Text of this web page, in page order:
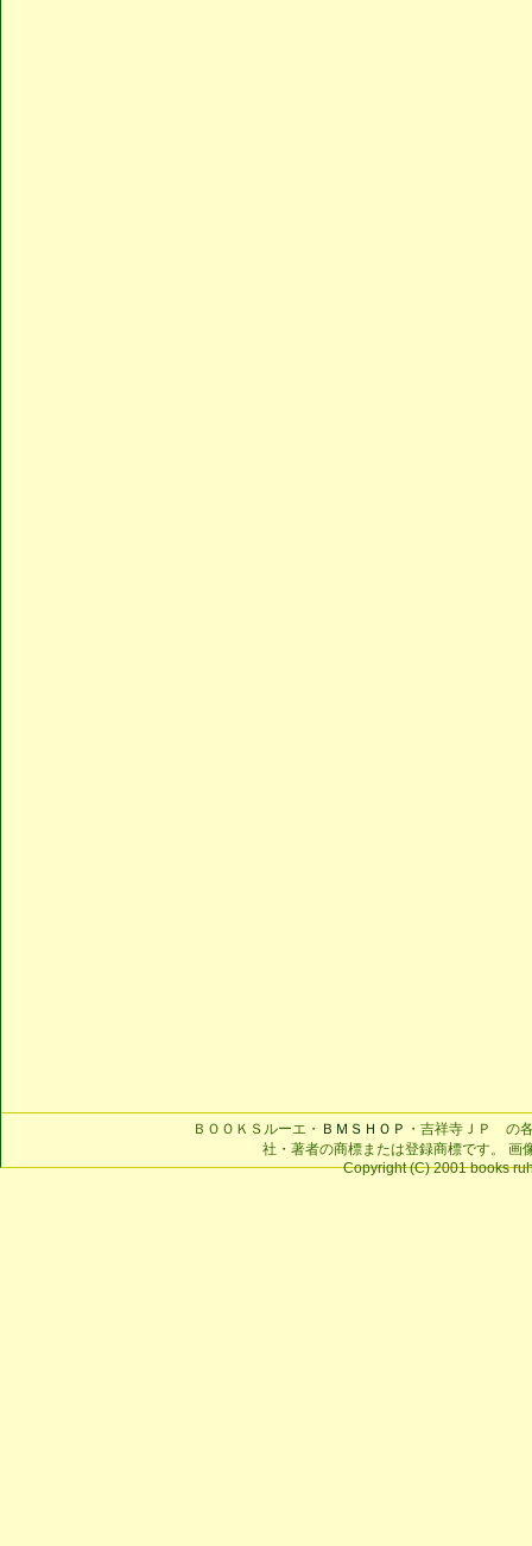
ＢＯＯＫＳルーエ・ ＢＭＳＨＯＰ ・吉祥寺ＪＰ の
社・著者の商標または登録商標です。 画
Copyright (C) 2001 books